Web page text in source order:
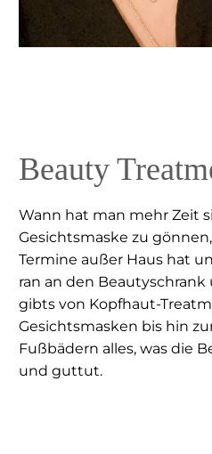
Beauty
Wann hat man mehr Zeit
Gesichtsmaske zu
Termine außer Haus hat
ran an den Beautyschrank
gibts von Kopfhaut-
Gesichtsmasken bis hin
Fußbädern alles, was die
und guttut.